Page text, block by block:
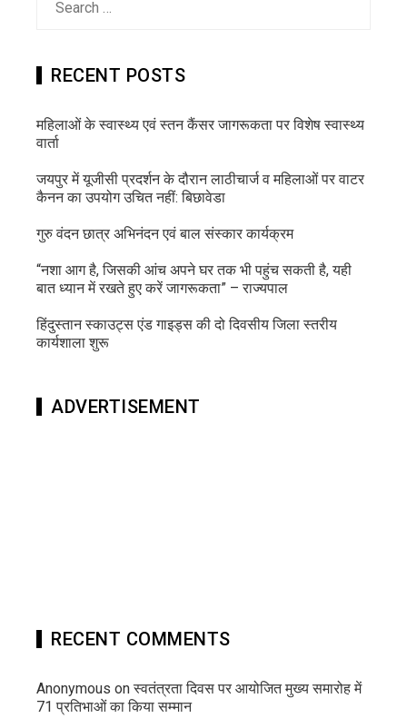
RECENT POSTS
महिलाओं के स्वास्थ्य एवं स्तन कैंसर जागरूकता पर विशेष स्वास्थ्य
वार्ता
जयपुर में यूजीसी प्रदर्शन के दौरान लाठीचार्ज व महिलाओं पर वाटर
कैनन का उपयोग उचित नहीं: बिछावेडा
गुरु वंदन छात्र अभिनंदन एवं बाल संस्कार कार्यक्रम
“नशा आग है, जिसकी आंच अपने घर तक भी पहुंच सकती है, यही
बात ध्यान में रखते हुए करें जागरूकता” – राज्यपाल
हिंदुस्तान स्काउट्स एंड गाइड्स की दो दिवसीय जिला स्तरीय
कार्यशाला शुरू
ADVERTISEMENT
RECENT COMMENTS
Anonymous onस्वतंत्रता दिवस पर आयोजित मुख्य समारोह में
71 प्रतिभाओं का किया सम्मान